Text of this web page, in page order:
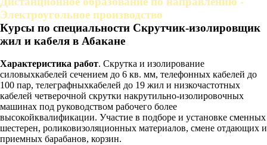
Электроугольное производство
Курсы по специальности Скрутчик-изолировщик
жил и кабеля в Абакане
Характеристика работ. Скрутка и изолирование
силовыхкабелей сечением до 6 кв. мм, телефонных кабелей до
100 пар, телеграфныхкабелей до 19 жил и низкочастотных
кабелей четверочной скрутки накрутильно-изолировочных
машинах под руководством рабочего более
высокойквалификации. Участие в подборе и установке сменных
шестерен, роликовизоляционных материалов, смене отдающих и
приемных барабанов, корзин.